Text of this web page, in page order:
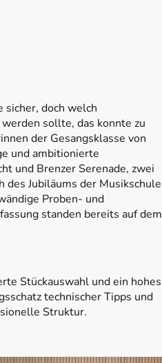
sicher, doch welch
sollte, das konnte zu
der Gesangsklasse von
und ambitionierte
und Brenzer Serenade, zwei
Jubiläums der Musikschule
Proben- und
standen bereits auf dem
Stückauswahl und ein hohes
technischer Tipps und
Struktur.